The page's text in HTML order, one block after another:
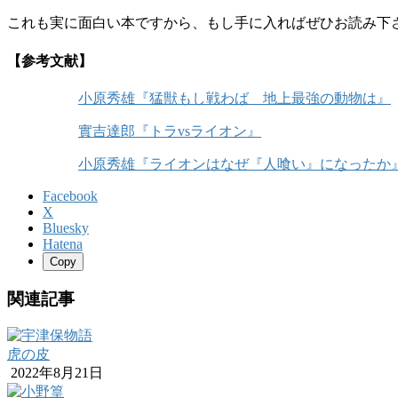
これも実に面白い本ですから、もし手に入ればぜひお読み下
【参考文献】
小原秀雄『猛獣もし戦わば 地上最強の動物は』
實吉達郎『トラvsライオン』
小原秀雄『ライオンはなぜ『人喰い』になったか』
Facebook
X
Bluesky
Hatena
Copy
関連記事
虎の皮
2022年8月21日